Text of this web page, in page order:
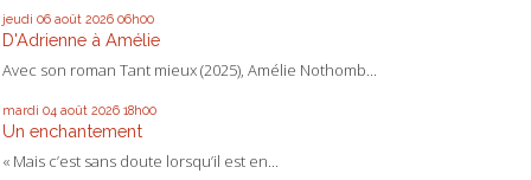
jeudi 06 août 2026 06h00
D'Adrienne à Amélie
Avec son roman Tant mieux (2025), Amélie Nothomb...
mardi 04 août 2026 18h00
Un enchantement
« Mais c’est sans doute lorsqu’il est en...